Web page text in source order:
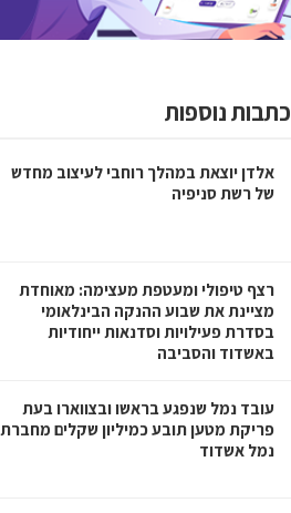
כתבות נוספות
אלדן יוצאת במהלך רוחבי לעיצוב מחדש
של רשת סניפיה
רצף טיפולי ומעטפת מעצימה: מאוחדת
מציינת את שבוע ההנקה הבינלאומי
בסדרת פעילויות וסדנאות ייחודיות
באשדוד והסביבה
עובד נמל שנפגע בראשו ובצווארו בעת
פריקת מטען תובע כמיליון שקלים מחברת
נמל אשדוד